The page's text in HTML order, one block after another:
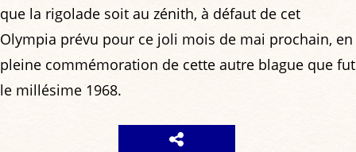
que la rigolade soit au zénith, à défaut de cet
Olympia prévu pour ce joli mois de mai prochain, en
pleine commémoration de cette autre blague que fut
le millésime 1968.